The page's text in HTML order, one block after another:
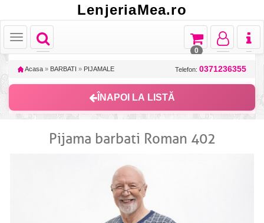
LenjeriaMea.ro
Toggle
navigation
Toggle
Toggle
navigation
Toggle
navigation
Toggle
navigation
0
Acasa » BARBATI » PIJAMALE Telefon: 0371236355
ÎNAPOI LA LISTĂ
Pijama barbati Roman 402